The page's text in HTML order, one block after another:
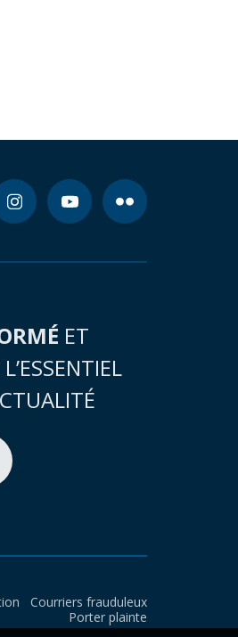
ET
Courriers frauduleux
Porter plainte